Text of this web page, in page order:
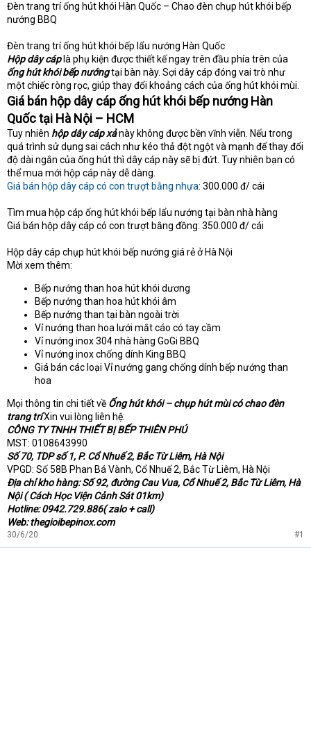
Đèn trang trí ống hút khói Hàn Quốc – Chao đèn chụp hút khói bếp
nướng BBQ
Đèn trang trí ống hút khói bếp lẩu nướng Hàn Quốc
Hộp dây cáplà phụ kiện được thiết kế ngay trên đầu phía trên của
ống hút khói bếp nướngtại bàn này. Sợi dây cáp đóng vai trò như
một chiếc ròng rọc, giúp thay đổi khoảng cách của ống hút khói mùi.
Giá bán hộp dây cáp ống hút khói bếp nướng Hàn
Quốc tại Hà Nội – HCM
Tuy nhiên hộp dây cáp xảnày không được bền vĩnh viễn. Nếu trong
quá trình sử dụng sai cách như kéo thả đột ngột và mạnh để thay đổi
độ dài ngắn của ống hút thì dây cáp này sẽ bị đứt. Tuy nhiên bạn có
thể mua mới hộp cáp này dễ dàng.
Giá bán hộp dây cáp có con trượt bằng nhựa: 300.000 đ/ cái
Tìm mua hộp cáp ống hút khói bếp lẩu nướng tại bàn nhà hàng
Giá bán hộp dây cáp có con trượt bằng đồng: 350.000 đ/ cái
Hộp dây cáp chụp hút khói bếp nướng giá rẻ ở Hà Nội
Mời xem thêm:
Bếp nướng than hoa hút khói dương
Bếp nướng than hoa hút khói âm
Bếp nướng than tại bàn ngoài trời
Vỉ nướng than hoa lưới mắt cáo có tay cầm
Vỉ nướng inox 304 nhà hàng GoGi BBQ
Vỉ nướng inox chống dính King BBQ
Giá bán các loại Vỉ nướng gang chống dính bếp nướng than
hoa
Mọi thông tin chi tiết về Ống hút khói – chụp hút mùi có chao đèn
trang tríXin vui lòng liên hệ:
CÔNG TY TNHH THIẾT BỊ BẾP THIÊN PHÚ
MST: 0108643990
Số 70, TDP số 1, P. Cổ Nhuế 2, Bắc Từ Liêm, Hà Nội
VPGD: Số 58B Phan Bá Vành, Cổ Nhuế 2, Bắc Từ Liêm, Hà Nội
Địa chỉ kho hàng: Số 92, đường Cau Vua, Cổ Nhuế 2, Bắc Từ Liêm, Hà
Nội ( Cách Học Viện Cảnh Sát 01km)
Hotline: 0942.729.886( zalo + call)
Web: thegioibepinox.com
30/6/20 #1